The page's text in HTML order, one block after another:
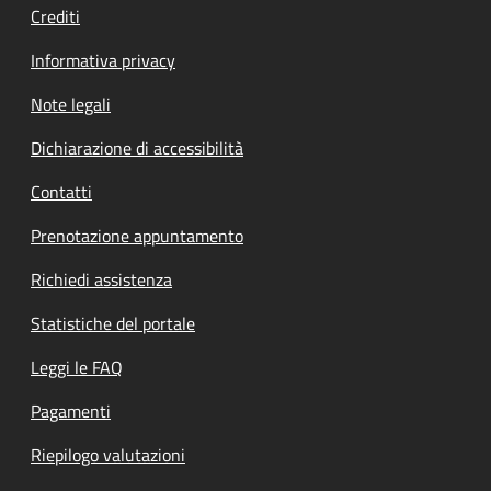
Crediti
Informativa privacy
Note legali
Dichiarazione di accessibilità
Contatti
Prenotazione appuntamento
Richiedi assistenza
Statistiche del portale
Leggi le FAQ
Pagamenti
Riepilogo valutazioni